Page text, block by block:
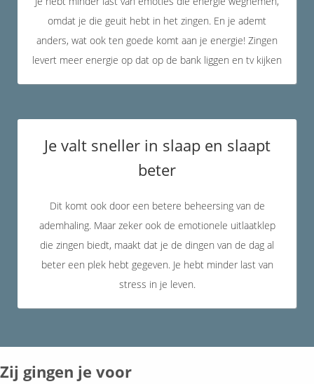
omdat je die geuit hebt in het zingen. En je ademt
anders, wat ook ten goede komt aan je energie! Zingen
levert meer energie op dat op de bank liggen en tv kijken
Je valt sneller in slaap en slaapt
beter
Dit komt ook door een betere beheersing van de
ademhaling. Maar zeker ook de emotionele uitlaatklep
die zingen biedt, maakt dat je de dingen van de dag al
beter een plek hebt gegeven. Je hebt minder last van
stress in je leven.
Zij gingen je voor